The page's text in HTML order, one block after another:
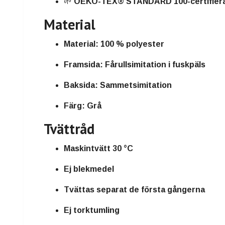
Material
Material: 100 % polyester
Framsida: Fårullsimitation i fuskpäls
Baksida: Sammetsimitation
Färg: Grå
Tvättråd
Maskintvätt 30 °C
Ej blekmedel
Tvättas separat de första gångerna
Ej torktumling